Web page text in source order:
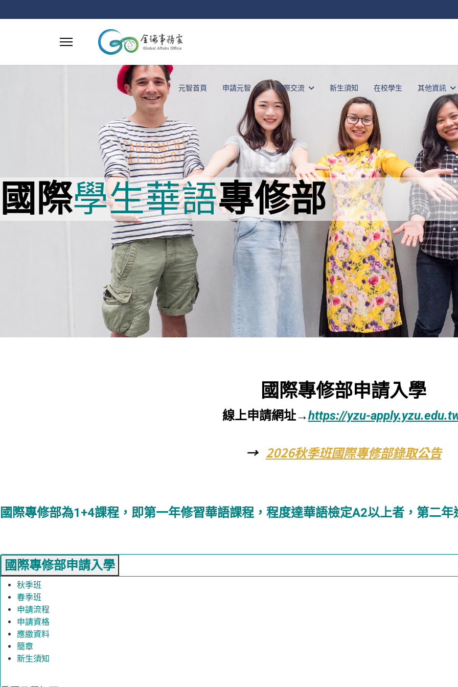
元智首頁 申請元智 國際交流 新生須知 在校學生 其他資訊
國際學生華語專修部
國際專修部申請入學
線上申請網址→https://yzu-
→ 2026秋季班國際專修部錄取公告
國際專修部為1+4課程，即第一年修習華語課程，程度達華語檢定A2以上者，第二
國際專修部申請入學
秋季班
春季班
申請流程
申請資格
應繳資料
簡章
新生須知